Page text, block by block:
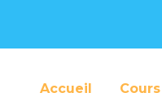
Accueil Cours